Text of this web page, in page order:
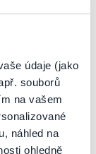
údaje (jako
souborů
na vašem
náhled na
ohledně
sledovat nejen
na jevišti.
baletní
na ledové ploše
show, jakož i
cirkusových
Číst více